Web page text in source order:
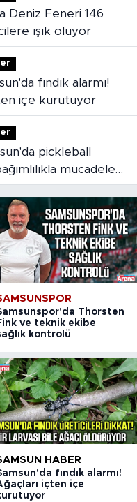
ışık oluyor
içe kurutuyor
mücadele
Thorsten
ve teknik ekibe
kontrolü
HABER
fındık alarmı!
içten içe